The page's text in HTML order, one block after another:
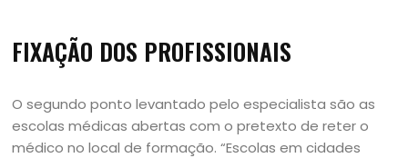
FIXAÇÃO DOS PROFISSIONAIS
O segundo ponto levantado pelo especialista são as
escolas médicas abertas com o pretexto de reter o
médico no local de formação. “Escolas em cidades